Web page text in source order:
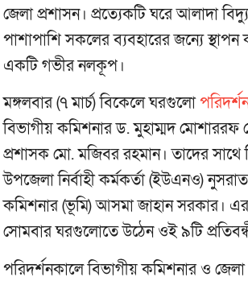
জেলা প্রশাসন। প্রত্যেকটি ঘরে আলাদা
পাশাপাশি সকলের ব্যবহারের জন্যে
একটি গভীর নলকূপ।
মঙ্গলবার (৭ মার্চ) বিকেলে ঘরগুলো
বিভাগীয় কমিশনার ড. মুহাম্মদ মোশাররফ
প্রশাসক মো. মজিবর রহমান। তাদের সাথে
উপজেলা নির্বাহী কর্মকর্তা (ইউএনও)
কমিশনার (ভূমি) আসমা জাহান সরকার।
সোমবার ঘরগুলোতে উঠেন ওই ৯টি
পরিদর্শনকালে বিভাগীয় কমিশনার ও